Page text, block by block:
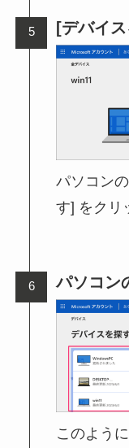
[デバイ
パソコン
す] をクリ
パソコン
このよう